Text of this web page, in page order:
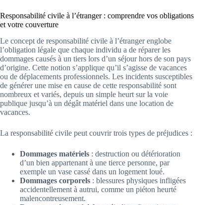
Responsabilité civile à l’étranger : comprendre vos obligations
et votre couverture
Le concept de responsabilité civile à l’étranger englobe
l’obligation légale que chaque individu a de réparer les
dommages causés à un tiers lors d’un séjour hors de son pays
d’origine. Cette notion s’applique qu’il s’agisse de vacances
ou de déplacements professionnels. Les incidents susceptibles
de générer une mise en cause de cette responsabilité sont
nombreux et variés, depuis un simple heurt sur la voie
publique jusqu’à un dégât matériel dans une location de
vacances.
La responsabilité civile peut couvrir trois types de préjudices :
Dommages matériels : destruction ou détérioration
d’un bien appartenant à une tierce personne, par
exemple un vase cassé dans un logement loué.
Dommages corporels : blessures physiques infligées
accidentellement à autrui, comme un piéton heurté
malencontreusement.